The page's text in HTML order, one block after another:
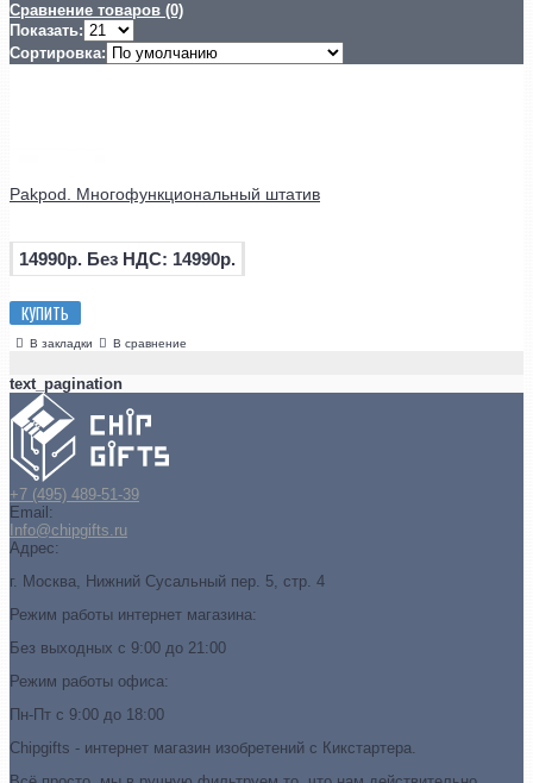
Сравнение товаров (0)
Показать:
Сортировка:
Pakpod. Многофункциональный штатив
14990р. Без НДС: 14990р.
КУПИТЬ
В закладки В сравнение
text_pagination
+7 (495) 489-51-39
Email:
Info@chipgifts.ru
Адрес:
г. Москва, Нижний Сусальный пер. 5, стр. 4
Режим работы интернет магазина:
Без выходных с 9:00 до 21:00
Режим работы офиса:
Пн-Пт с 9:00 до 18:00
Chipgifts - интернет магазин изобретений с Кикстартера.